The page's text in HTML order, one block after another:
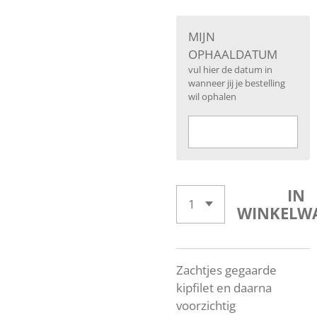
MIJN
OPHAALDATUM
vul hier de datum in
wanneer jij je bestelling
wil ophalen
IN
Zachtjes gegaarde
kipfilet en daarna
voorzichtig